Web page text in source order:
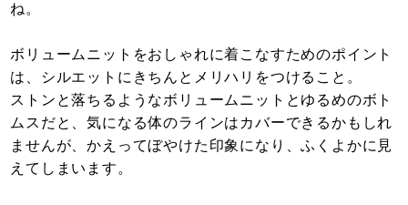
ね。
ボリュームニットをおしゃれに着こなすためのポイント
は、シルエットにきちんとメリハリをつけること。
ストンと落ちるようなボリュームニットとゆるめのボト
ムスだと、気になる体のラインはカバーできるかもしれ
ませんが、かえってぼやけた印象になり、ふくよかに見
えてしまいます。